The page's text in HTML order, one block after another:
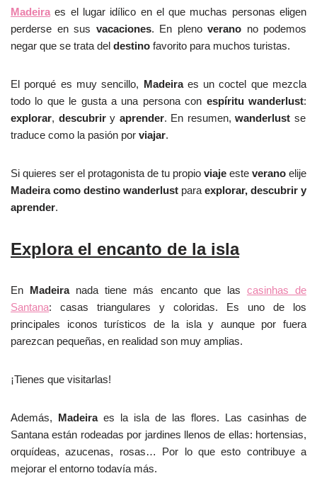
Madeira es el lugar idílico en el que muchas personas eligen
perderse en sus vacaciones. En pleno verano no podemos
negar que se trata del destino favorito para muchos turistas.
El porqué es muy sencillo, Madeira es un coctel que mezcla
todo lo que le gusta a una persona con espíritu wanderlust:
explorar, descubrir y aprender. En resumen, wanderlust se
traduce como la pasión por viajar.
Si quieres ser el protagonista de tu propio viaje este verano elije
Madeira como destino wanderlust para explorar, descubrir y
aprender.
Explora el encanto de la isla
En Madeiranada tiene más encanto que las casinhas de
Santana: casas triangulares y coloridas. Es uno de los
principales iconos turísticos de la isla y aunque por fuera
parezcan pequeñas, en realidad son muy amplias.
¡Tienes que visitarlas!
Además, Madeira es la isla de las flores. Las casinhas de
Santana están rodeadas por jardines llenos de ellas: hortensias,
orquídeas, azucenas, rosas… Por lo que esto contribuye a
mejorar el entorno todavía más.